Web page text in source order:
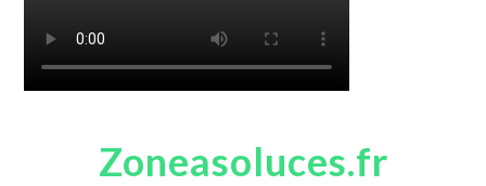
Zoneasoluces.fr